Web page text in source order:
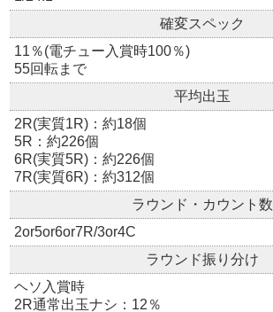
確変スペック
11％(電チュー入賞時100％)
55回転まで
平均出玉
2R(実質1R)：約18個
5R：約226個
6R(実質5R)：約226個
7R(実質6R)：約312個
ラウンド・カウント数
2or5or6or7R/3or4C
ラウンド振り分け
ヘソ入賞時
2R通常出玉ナシ：12％